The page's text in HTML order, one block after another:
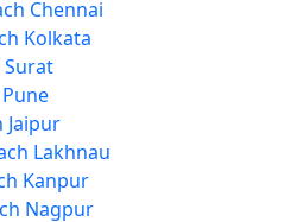
Chennai
Kolkata
Surat
Jaipur
Lakhnau
Kanpur
Nagpur